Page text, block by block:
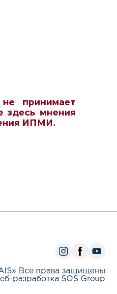
принимает
здесь мнения
ИПМИ.
Все права защищены
разработка SOS Group